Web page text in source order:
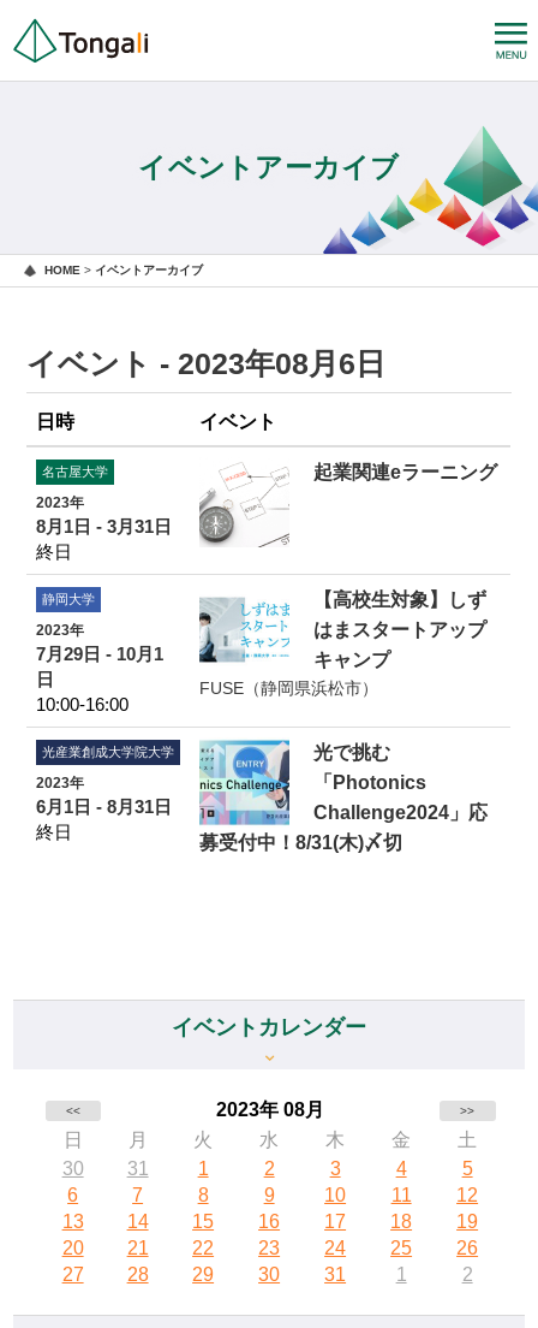
イベントアーカイブ
HOME > イベントアーカイブ
イベント - 2023年08月6日
日時 イベント
名古屋大学
2023年
8月1日 - 3月31日
終日
起業関連eラーニング
静岡大学
2023年
7月29日 - 10月1
日
10:00-16:00
【高校生対象】しず
はまスタートアップ
キャンプ
FUSE（静岡県浜松市）
光産業創成大学院大学
2023年
6月1日 - 8月31日
終日
光で挑む
「Photonics
Challenge2024」応
募受付中！8/31(木)〆切
イベントカレンダー
<< 2023年 08月 >>
日 月 火 水 木 金
土
30
31 1 2 3 4
5
6
7 8 9 10 11
12
13
14 15 16 17 18
19
20
21 22 23 24 25
26
27
28 29 30 31 1 2